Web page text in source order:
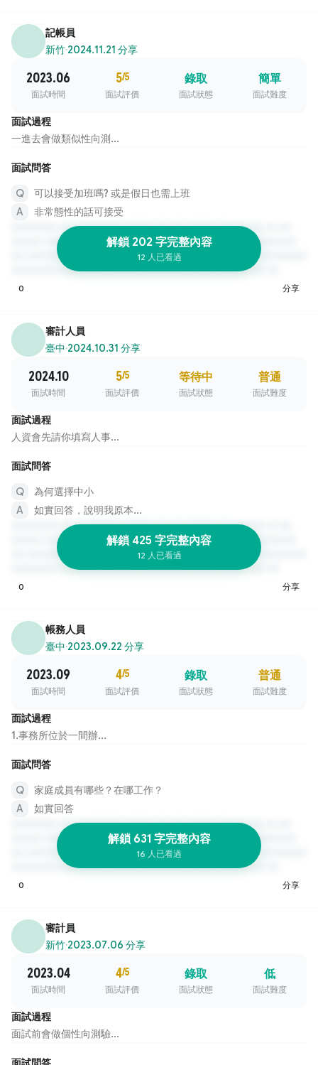
記帳員
新竹·2024.11.21 分享
2023.06
面試時間
5/5
面試評價
錄取
面試狀態
簡單
面試難度
面試過程
一進去會做類似性向測...
面試問答
可以接受加班嗎? 或是假日也需上班
非常態性的話可接受
解鎖 202 字完整內容
12 人已看過
0 分享
審計人員
臺中·2024.10.31 分享
2024.10
面試時間
5/5
面試評價
等待中
面試狀態
普通
面試難度
面試過程
人資會先請你填寫人事...
面試問答
為何選擇中小
如實回答，說明我原本...
解鎖 425 字完整內容
12 人已看過
0 分享
帳務人員
臺中·2023.09.22 分享
2023.09
面試時間
4/5
面試評價
錄取
面試狀態
普通
面試難度
面試過程
1.事務所位於一間辦...
面試問答
家庭成員有哪些？在哪工作？
如實回答
解鎖 631 字完整內容
16 人已看過
0 分享
審計員
新竹·2023.07.06 分享
2023.04
面試時間
4/5
面試評價
錄取
面試狀態
低
面試難度
面試過程
面試前會做個性向測驗...
面試問答